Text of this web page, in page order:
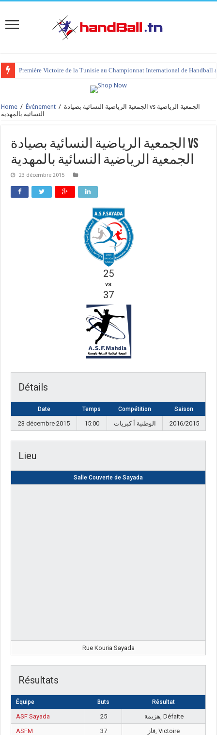
Première Victoire de la Tunisie au Championnat International de Handball
Home / Événement / الجمعية الرياضية النسائية بصيادة vs الجمعية الرياضية
النسائية بالمهدية
الجمعية الرياضية النسائية بصيادة vs
الجمعية الرياضية النسائية بالمهدية
23 décembre 2015
25
vs
37
Détails
Date Temps Compétition Saison
23 décembre 2015 15:00 الوطنية أ كبريات 2016/2015
Lieu
Salle Couverte de Sayada
Rue Kouria Sayada
Résultats
Équipe Buts Résultat
ASF Sayada 25
هزيمة, Défaite
ASFM
37 فاز, Victoire